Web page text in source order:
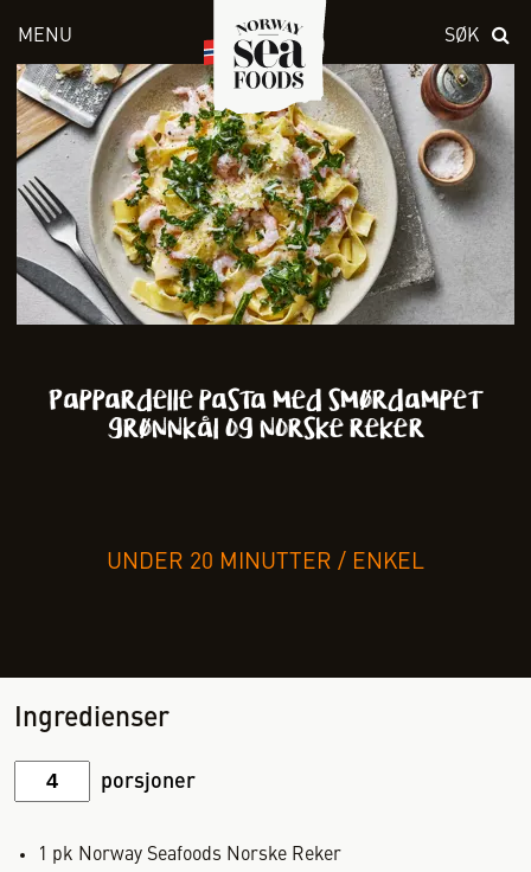
MENU SØK
Pappardelle pasta med smørdampet
grønnkål og norske reker
UNDER 20 MINUTTER / ENKEL
Ingredienser
porsjoner
1 pk Norway Seafoods Norske Reker